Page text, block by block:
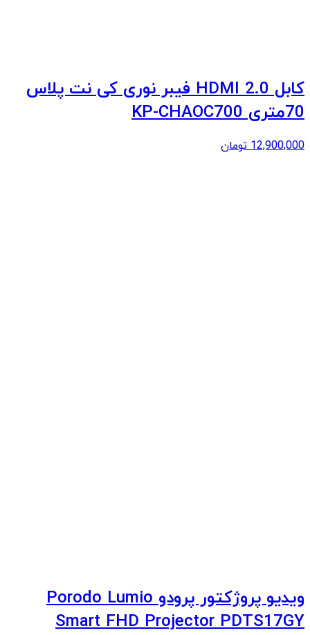
کابل 2.0 HDMI فیبر نوری کی نت پلاس
70متری KP-CHAOC700
12,900,000 تومان
ویدیو پروژکتور پرودو Porodo Lumio
Smart FHD Projector PDTS17GY